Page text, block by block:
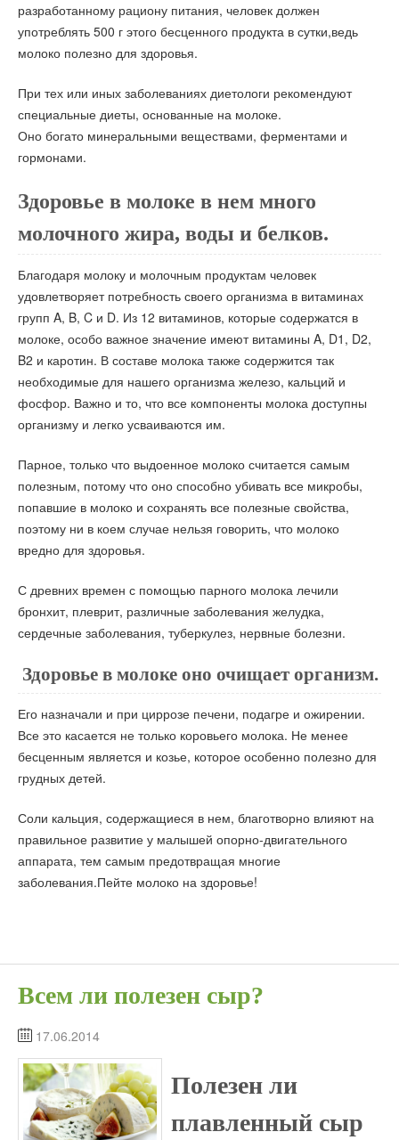
разработанному рациону питания, человек должен
употреблять 500 г этого бесценного продукта в сутки,ведь
молоко полезно для здоровья.
При тех или иных заболеваниях диетологи рекомендуют
специальные диеты, основанные на молоке.
Оно богато минеральными веществами, ферментами и
гормонами.
Здоровье в молоке в нем много
молочного жира, воды и белков.
Благодаря молоку и молочным продуктам человек
удовлетворяет потребность своего организма в витаминах
групп A, B, C и D. Из 12 витаминов, которые содержатся в
молоке, особо важное значение имеют витамины A, D1, D2,
B2 и каротин. В составе молока также содержится так
необходимые для нашего организма железо, кальций и
фосфор. Важно и то, что все компоненты молока доступны
организму и легко усваиваются им.
Парное, только что выдоенное молоко считается самым
полезным, потому что оно способно убивать все микробы,
попавшие в молоко и сохранять все полезные свойства,
поэтому ни в коем случае нельзя говорить, что молоко
вредно для здоровья.
С древних времен с помощью парного молока лечили
бронхит, плеврит, различные заболевания желудка,
сердечные заболевания, туберкулез, нервные болезни.
Здоровье в молоке оно очищает организм.
Его назначали и при циррозе печени, подагре и ожирении.
Все это касается не только коровьего молока. Не менее
бесценным является и козье, которое особенно полезно для
грудных детей.
Соли кальция, содержащиеся в нем, благотворно влияют на
правильное развитие у малышей опорно-двигательного
аппарата, тем самым предотвращая многие
заболевания.Пейте молоко на здоровье!
Всем ли полезен сыр?
17.06.2014
Полезен ли
плавленный сыр